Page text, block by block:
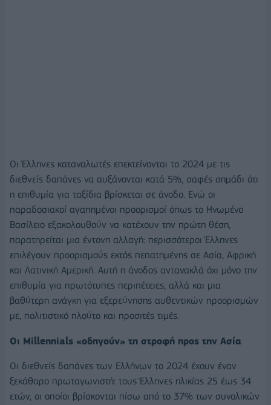
Οι Έλληνες καταναλωτές επεκτείνονται το 2024 με τις
διεθνείς δαπάνες να αυξάνονται κατά 5%, σαφές σημάδι ότι
η επιθυμία για ταξίδια βρίσκεται σε άνοδο. Ενώ οι
παραδοσιακοί αγαπημένοι προορισμοί όπως το Ηνωμένο
Βασίλειο εξακολουθούν να κατέχουν την πρώτη θέση,
παρατηρείται μια έντονη αλλαγή: περισσότεροι Έλληνες
επιλέγουν προορισμούς εκτός πεπατημένης σε Ασία, Αφρική
και Λατινική Αμερική. Αυτή η άνοδος αντανακλά όχι μόνο την
επιθυμία για πρωτότυπες περιπέτειες, αλλά και μια
βαθύτερη ανάγκη για εξερεύνησης αυθεντικών προορισμών
με, πολιτιστικό πλούτο και προσιτές τιμές.
Οι Millennials «οδηγούν» τη στροφή προς την Ασία
Οι διεθνείς δαπάνες των Ελλήνων το 2024 έχουν έναν
ξεκάθαρο πρωταγωνιστή: τους Έλληνες ηλικίας 25 έως 34
ετών, οι οποίοι βρίσκονται πίσω από το 37% των συνολικών